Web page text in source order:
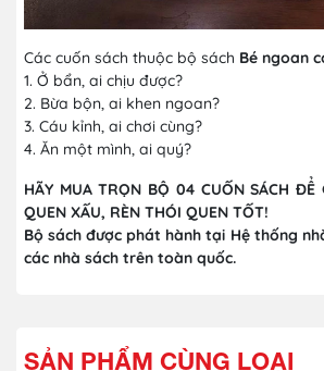
Các cuốn sách thuộc bộ sách Bé ngoan
1. Ở bẩn, ai chịu được?
2. Bừa bộn, ai khen ngoan?
3. Cáu kỉnh, ai chơi cùng?
4. Ăn một mình, ai quý?
HÃY MUA TRỌN BỘ 04 CUỐN SÁCH ĐỂ
QUEN XẤU, RÈN THÓI QUEN TỐT!
Bộ sách được phát hành tại Hệ thống
các nhà sách trên toàn quốc.
SẢN PHẨM CÙNG LOẠI